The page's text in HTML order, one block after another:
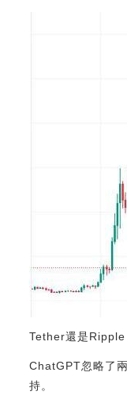
Tether還是Ripple
ChatGPT忽略了
持。